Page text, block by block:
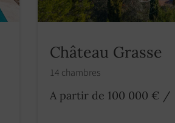
Château Grasse
14 chambres
A partir de 100 000 € /